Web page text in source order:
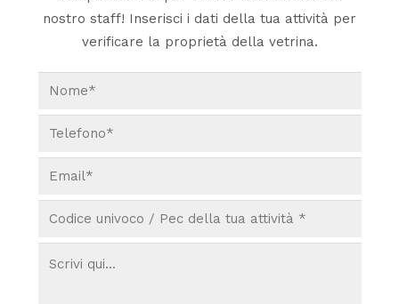
nostro staff! Inserisci i dati della tua attività per
verificare la proprietà della vetrina.